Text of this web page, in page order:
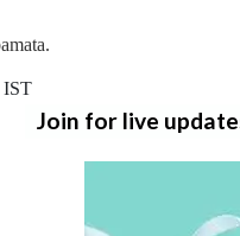
IST
Join for live